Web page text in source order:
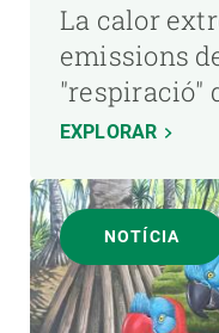
La calor
emissions
"respiració"
EXPLORAR
NOTÍCIA